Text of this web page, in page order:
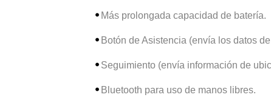
Más prolongada capacidad de batería.
Botón de Asistencia (envía los datos
Seguimiento (envía información de
Bluetooth para uso de manos libres.